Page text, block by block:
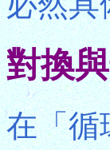
對換
在「循